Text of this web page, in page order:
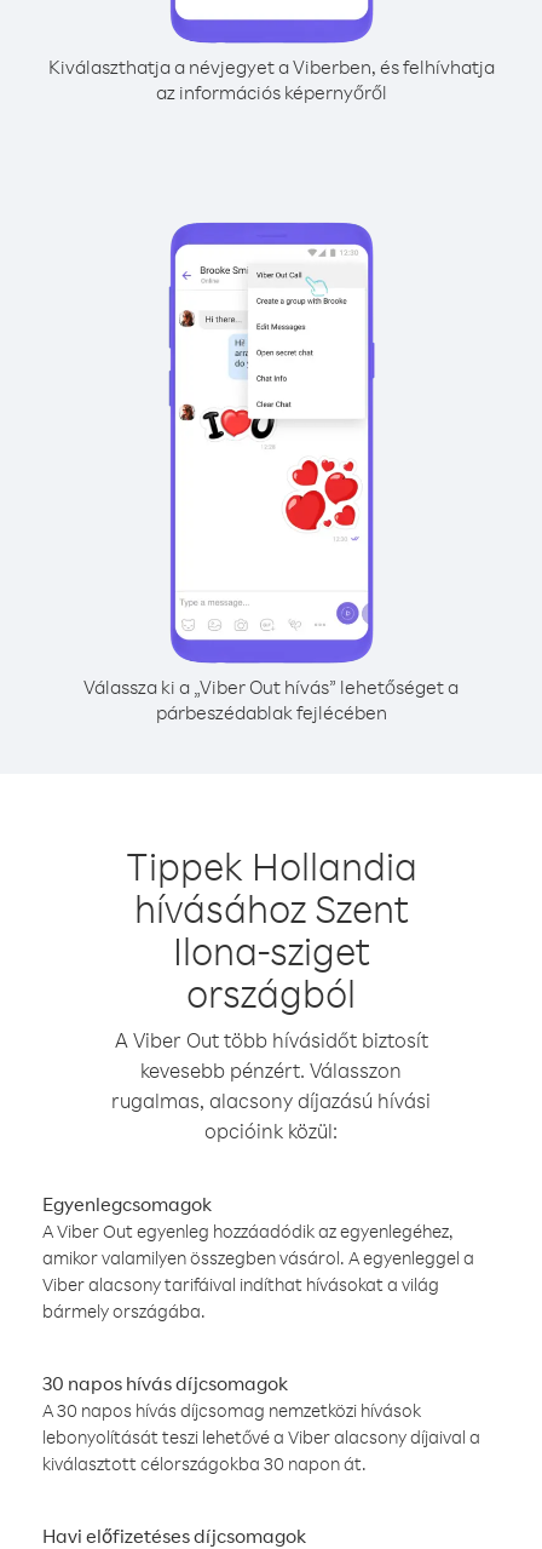
Kiválaszthatja a névjegyet a Viberben, és felhívhatja
az információs képernyőről
Válassza ki a „Viber Out hívás” lehetőséget a
párbeszédablak fejlécében
Tippek Hollandia
hívásához Szent
Ilona-sziget
országból
A Viber Out több hívásidőt biztosít
kevesebb pénzért. Válasszon
rugalmas, alacsony díjazású hívási
opcióink közül:
Egyenlegcsomagok
A Viber Out egyenleg hozzáadódik az egyenlegéhez,
amikor valamilyen összegben vásárol. A egyenleggel a
Viber alacsony tarifáival indíthat hívásokat a világ
bármely országába.
30 napos hívás díjcsomagok
A 30 napos hívás díjcsomag nemzetközi hívások
lebonyolítását teszi lehetővé a Viber alacsony díjaival a
kiválasztott célországokba 30 napon át.
Havi előfizetéses díjcsomagok